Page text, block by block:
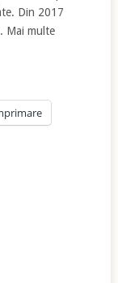
Din 2017
Mai multe